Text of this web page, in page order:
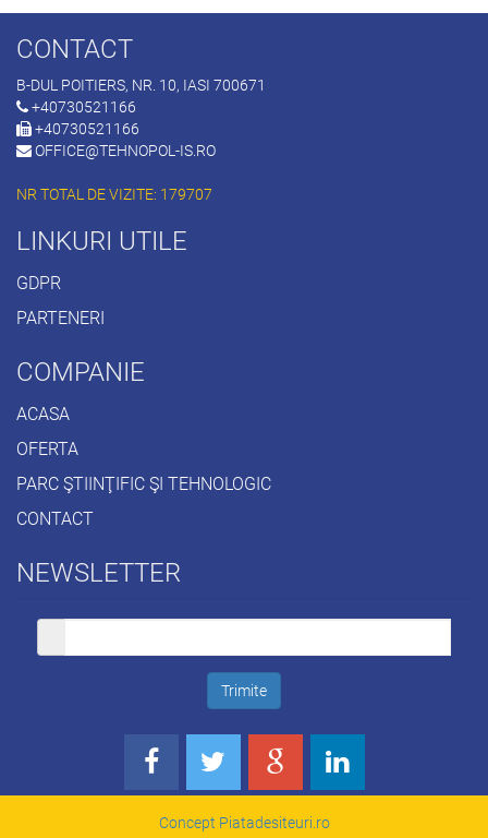
CONTACT
B-DUL POITIERS, NR. 10, IASI 700671
+40730521166
+40730521166
OFFICE@TEHNOPOL-IS.RO
NR TOTAL DE VIZITE: 179707
LINKURI UTILE
GDPR
PARTENERI
COMPANIE
ACASA
OFERTA
PARC ŞTIINŢIFIC ŞI TEHNOLOGIC
CONTACT
NEWSLETTER
Concept Piatadesiteuri.ro